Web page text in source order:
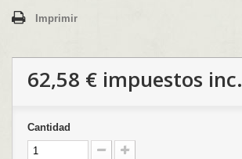
Imprimir
62,58 € impuestos inc.
Cantidad